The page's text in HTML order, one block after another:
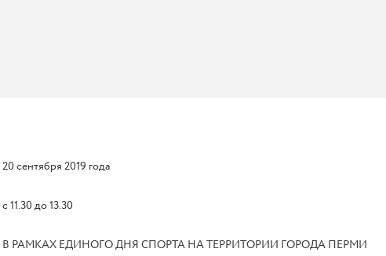
20 сентября 2019 года
с 11.30 до 13.30
В РАМКАХ ЕДИНОГО ДНЯ СПОРТА НА ТЕРРИТОРИИ ГОРОДА ПЕРМИ